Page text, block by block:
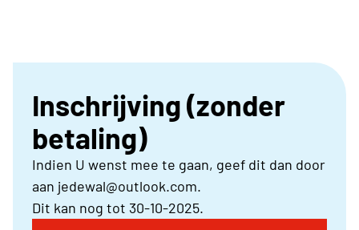
Inschrijving (zonder
betaling)
Indien U wenst mee te gaan, geef dit dan door
aan jedewal@outlook.com.
Dit kan nog tot 30-10-2025.